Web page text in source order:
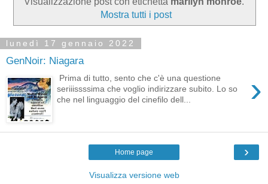
Mostra tutti i post
lunedì 17 gennaio 2022
GenNoir: Niagara
›
Prima di tutto, sento che c'è una questione
seriiissssima che voglio indirizzare subito. Lo so
che nel linguaggio del cinefilo dell...
›
Home page
Visualizza versione web